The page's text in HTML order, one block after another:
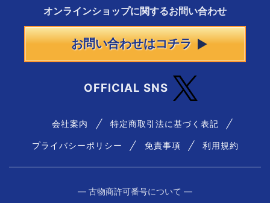
オンラインショップに関するお問い合わせ
お問い合わせはコチラ
OFFICIAL SNS
会社案内 特定商取引法に基づく表記
プライバシーポリシー 免責事項 利用規約
― 古物商許可番号について ―